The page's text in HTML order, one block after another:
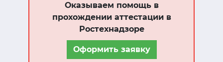
Оказываем помощь в
прохождении аттестации в
Ростехнадзоре
Оформить заявку